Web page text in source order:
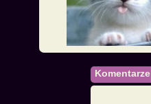
Komentarze